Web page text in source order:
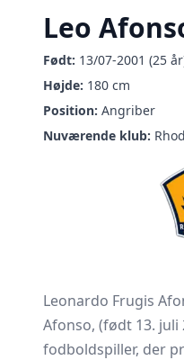
Leo
Født: 13/07-2001 (25
Højde: 180 cm
Position: Angriber
Nuværende klub:
Leonardo Frugis
Afonso, (født 13. juli
fodboldspiller, der